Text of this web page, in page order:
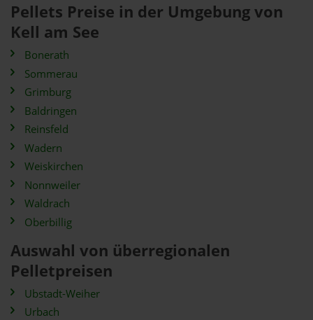
Pellets Preise in der Umgebung von
Kell am See
Bonerath
Sommerau
Grimburg
Baldringen
Reinsfeld
Wadern
Weiskirchen
Nonnweiler
Waldrach
Oberbillig
Auswahl von überregionalen
Pelletpreisen
Ubstadt-Weiher
Urbach